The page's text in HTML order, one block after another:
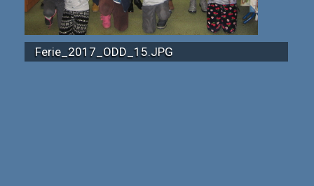
Ferie_2017_ODD_15.JPG